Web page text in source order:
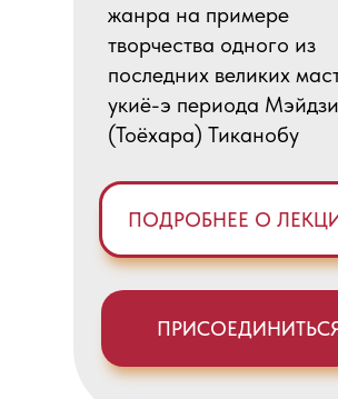
жанра на примере
творчества одного из
последних великих
укиё-э периода
(Тоёхара) Тиканобу
ПОДРОБНЕЕ О